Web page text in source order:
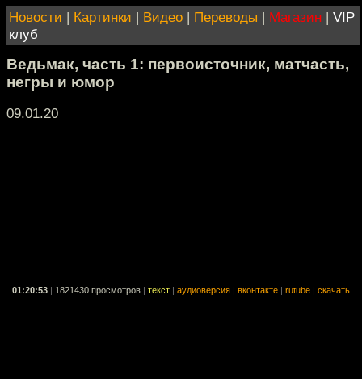
Новости | Картинки | Видео | Переводы | Магазин | VIP
клуб
Ведьмак, часть 1: первоисточник, матчасть,
негры и юмор
09.01.20
01:20:53 1821430 просмотров текст аудиоверсия вконтакте rutube скачать